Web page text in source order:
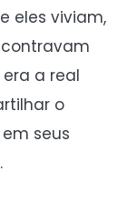
eles viviam,
a real
o
seus